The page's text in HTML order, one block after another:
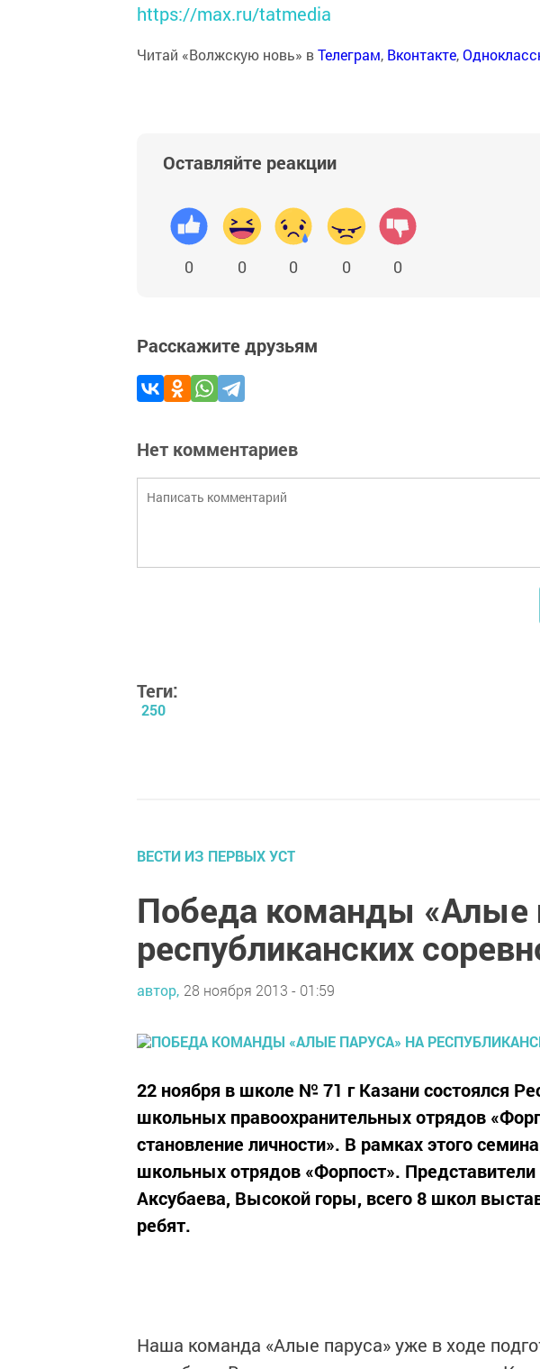
https://max.ru/tatmedia
Читай «Волжскую новь» вТелеграм, Вконтакте,
Оставляйте реакции
0 0 0 0 0
Расскажите друзьям
Нет комментариев
Теги:
250
ВЕСТИ ИЗ ПЕРВЫХ УСТ
Победа команды «Алые
республиканских
автор, 28 ноября 2013 - 01:59
22 ноября в школе № 71 г Казани состоялся
школьных правоохранительных отрядов
становление личности». В рамках этого
школьных отрядов «Форпост».
Аксубаева, Высокой горы, всего 8 школ
ребят.
Наша команда «Алые паруса» уже в ходе